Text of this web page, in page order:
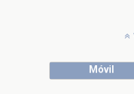
Móvil